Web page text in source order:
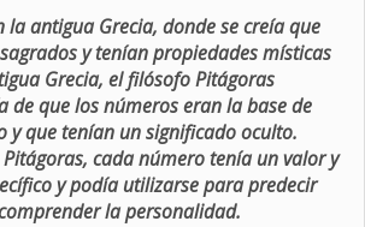
la antigua Grecia, donde se creía que
y tenían propiedades místicas
Grecia, el filósofo Pitágoras
de que los números eran la base de
y que tenían un significado oculto.
cada número tenía un valor y
y podía utilizarse para predecir
la personalidad.